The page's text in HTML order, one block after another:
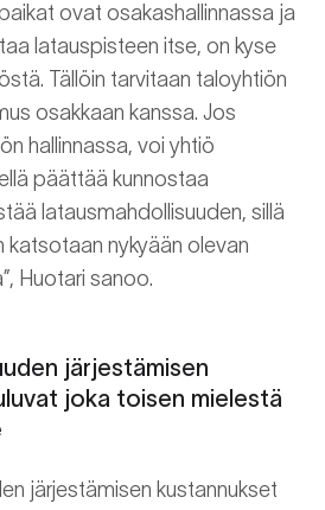
ovat osakashallinnassa ja
latauspisteen itse, on kyse
Tällöin tarvitaan taloyhtiön
osakkaan kanssa. Jos
hallinnassa, voi yhtiö
päättää kunnostaa
latausmahdollisuuden, sillä
katsotaan nykyään olevan
Huotari sanoo.
järjestämisen
joka toisen mielestä
järjestämisen kustannukset